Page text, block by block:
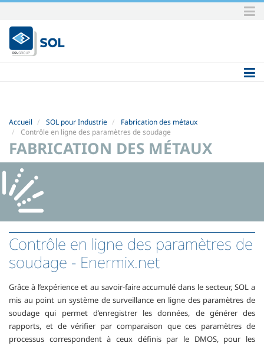
Aller
au
contenu.
|
à
Accueil SOL pour Industrie
Fabrication des métaux
Contrôle en ligne des paramètres de soudage
FABRICATION DES MÉTAUX
Contrôle en ligne des paramètres de
soudage - Enermix.net
Grâce à l’expérience et au savoir-faire accumulé dans le secteur, SOL a
mis au point un système de surveillance en ligne des paramètres de
soudage qui permet d’enregistrer les données, de générer des
rapports, et de vérifier par comparaison que ces paramètres de
processus correspondent à ceux définis par le DMOS, pour les